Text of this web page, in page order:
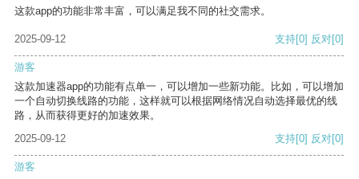
这款app的功能非常丰富，可以满足我不同的社交需求。
2025-09-12 支持[0] 反对[0]
游客
这款加速器app的功能有点单一，可以增加一些新功能。比如，可以增加
一个自动切换线路的功能，这样就可以根据网络情况自动选择最优的线
路，从而获得更好的加速效果。
2025-09-12
支持[0] 反对[0]
游客